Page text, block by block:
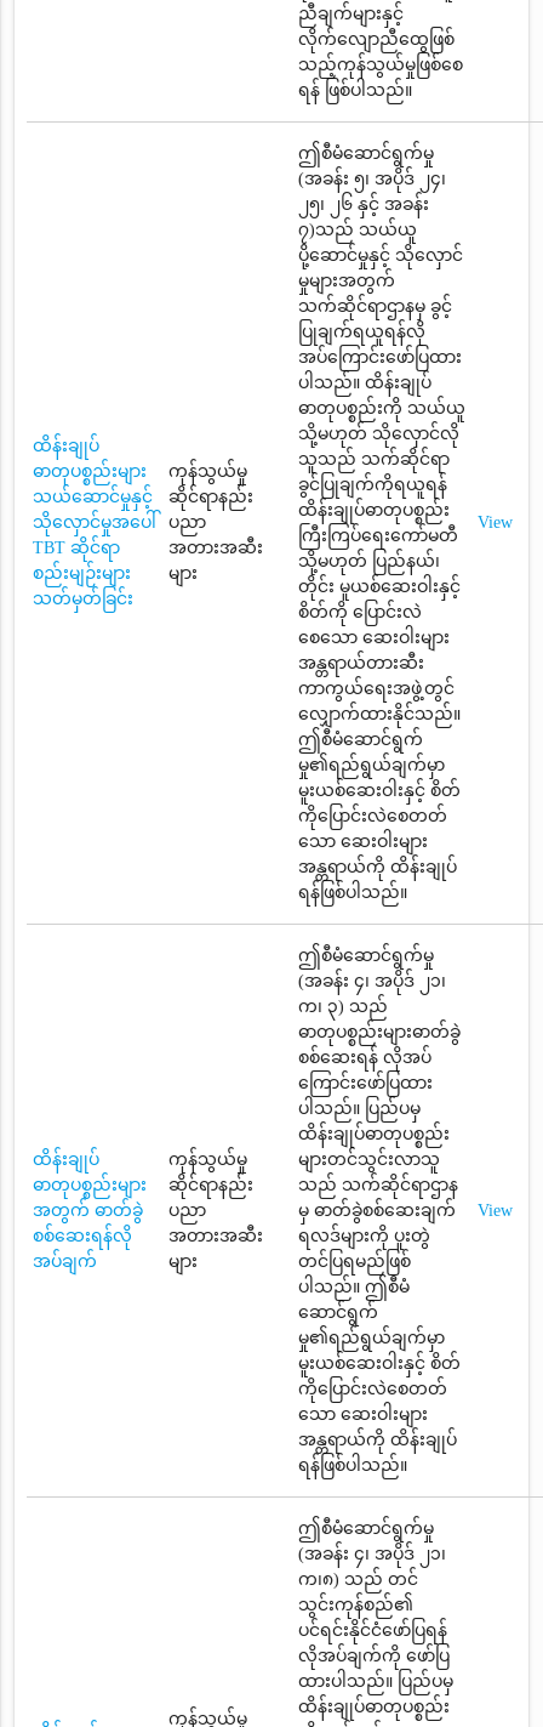
ညီချက်များနှင့်
လိုက်လျောညီထွေဖြစ်
သည့်ကုန်သွယ်မှုဖြစ်စေ
ရန် ဖြစ်ပါသည်။
ထိန်းချုပ်
ဓာတုပစ္စည်းများ
သယ်ဆောင်မှုနှင့်
သိုလှောင်မှုအပေါ်
TBT ဆိုင်ရာ
စည်းမျဉ်းများ
သတ်မှတ်ခြင်း
ကုန်သွယ်မှု
ဆိုင်ရာနည်း
ပညာ
အတားအဆီး
များ
ဤစီမံဆောင်ရွက်မှု
(အခန်း ၅၊ အပိုဒ် ၂၄၊
၂၅၊ ၂၆ နှင့် အခန်း
၇)သည် သယ်ယူ
ပို့ဆောင်မှုနှင့် သိုလှောင်
မှုများအတွက်
သက်ဆိုင်ရာဌာနမှ ခွင့်
ပြုချက်ရယူရန်လို
အပ်ကြောင်းဖော်ပြထား
ပါသည်။ ထိန်းချုပ်
ဓာတုပစ္စည်းကို သယ်ယူ
သို့မဟုတ် သိုလှောင်လို
သူသည် သက်ဆိုင်ရာ
ခွင်ပြုချက်ကိုရယူရန်
ထိန်းချုပ်ဓာတုပစ္စည်း
ကြီးကြပ်ရေးကော်မတီ
သို့မဟုတ် ပြည်နယ်၊
တိုင်း မူယစ်ဆေးဝါးနှင့်
စိတ်ကို ပြောင်းလဲ
စေသော ဆေးဝါးများ
အန္တရာယ်တားဆီး
ကာကွယ်ရေးအဖွဲ့တွင်
လျှောက်ထားနိုင်သည်။
ဤစီမံဆောင်ရွက်
မှု၏ရည်ရွယ်ချက်မှာ
မူးယစ်ဆေးဝါးနှင့် စိတ်
ကိုပြောင်းလဲစေတတ်
သော ဆေးဝါးများ
အန္တရာယ်ကို ထိန်းချုပ်
ရန်ဖြစ်ပါသည်။
View
ထိန်းချုပ်
ဓာတုပစ္စည်းများ
အတွက် ဓာတ်ခွဲ
စစ်ဆေးရန်လို
အပ်ချက်
ကုန်သွယ်မှု
ဆိုင်ရာနည်း
ပညာ
အတားအဆီး
များ
ဤစီမံဆောင်ရွက်မှု
(အခန်း ၄၊ အပိုဒ် ၂၁၊
က၊ ၃) သည်
ဓာတုပစ္စည်းများဓာတ်ခွဲ
စစ်ဆေးရန် လိုအပ်
ကြောင်းဖော်ပြထား
ပါသည်။ ပြည်ပမှ
ထိန်းချုပ်ဓာတုပစ္စည်း
များတင်သွင်းလာသူ
သည် သက်ဆိုင်ရာဌာန
မှ ဓာတ်ခွဲစစ်ဆေးချက်
ရလဒ်များကို ပူးတွဲ
တင်ပြရမည်ဖြစ်
ပါသည်။ ဤစီမံ
ဆောင်ရွက်
မှု၏ရည်ရွယ်ချက်မှာ
မူးယစ်ဆေးဝါးနှင့် စိတ်
ကိုပြောင်းလဲစေတတ်
သော ဆေးဝါးများ
အန္တရာယ်ကို ထိန်းချုပ်
ရန်ဖြစ်ပါသည်။
View
ကုန်သွယ်မှု
ဤစီမံဆောင်ရွက်မှု
(အခန်း ၄၊ အပိုဒ် ၂၁၊
က၊၈) သည် တင်
သွင်းကုန်စည်၏
ပင်ရင်းနိုင်ငံဖော်ပြရန်
လိုအပ်ချက်ကို ဖော်ပြ
ထားပါသည်။ ပြည်ပမှ
ထိန်းချုပ်ဓာတုပစ္စည်း